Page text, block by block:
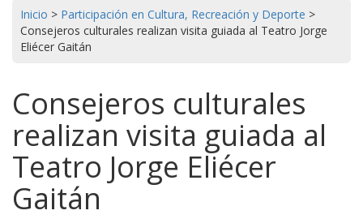
Inicio > Participación en Cultura, Recreación y Deporte >
Consejeros culturales realizan visita guiada al Teatro Jorge
Eliécer Gaitán
Consejeros culturales
realizan visita guiada al
Teatro Jorge Eliécer
Gaitán